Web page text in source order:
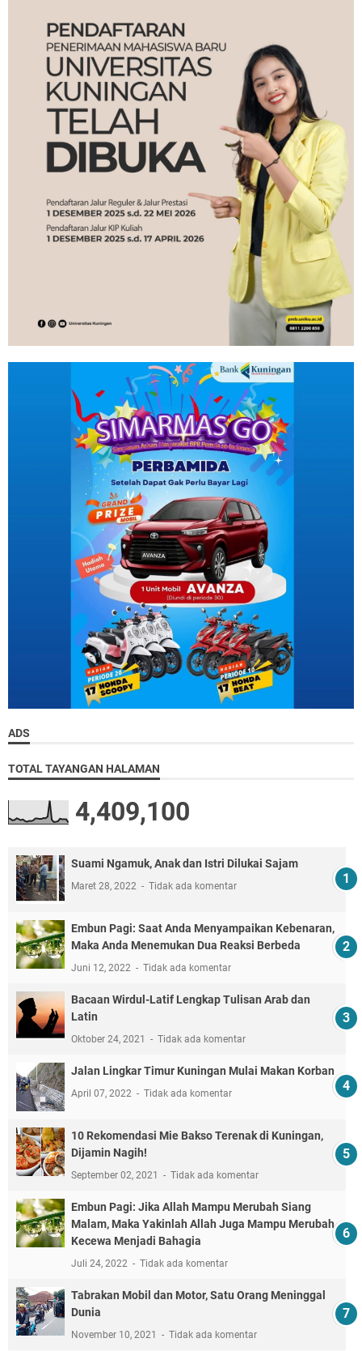
ADS
TOTAL TAYANGAN HALAMAN
4,409,100
Suami Ngamuk, Anak dan Istri Dilukai Sajam
Maret 28, 2022 Tidak ada komentar
Embun Pagi: Saat Anda Menyampaikan Kebenaran,
Maka Anda Menemukan Dua Reaksi Berbeda
Juni 12, 2022 Tidak ada komentar
Bacaan Wirdul-Latif Lengkap Tulisan Arab dan
Latin
Oktober 24, 2021 Tidak ada komentar
Jalan Lingkar Timur Kuningan Mulai Makan Korban
April 07, 2022 Tidak ada komentar
10 Rekomendasi Mie Bakso Terenak di Kuningan,
Dijamin Nagih!
September 02, 2021 Tidak ada komentar
Embun Pagi: Jika Allah Mampu Merubah Siang
Malam, Maka Yakinlah Allah Juga Mampu Merubah
Kecewa Menjadi Bahagia
Juli 24, 2022 Tidak ada komentar
Tabrakan Mobil dan Motor, Satu Orang Meninggal
Dunia
November 10, 2021 Tidak ada komentar